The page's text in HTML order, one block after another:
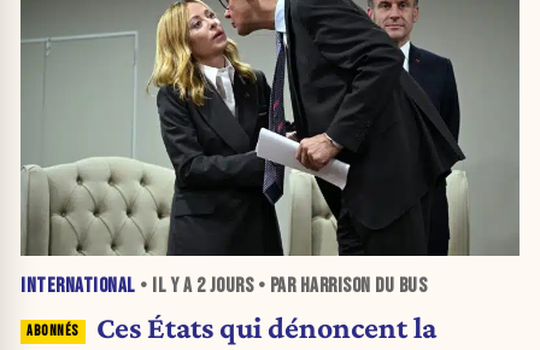
INTERNATIONAL • IL Y A 2 JOURS• PAR HARRISON DU BUS
Ces États qui dénoncent la